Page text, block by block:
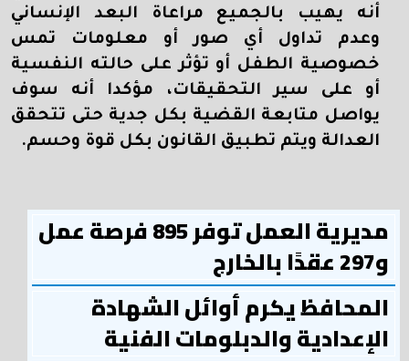
أنه يهيب بالجميع مراعاة البعد الإنساني
وعدم تداول أي صور أو معلومات تمس
خصوصية الطفل أو تؤثر على حالته النفسية
أو على سير التحقيقات، مؤكدا أنه سوف
يواصل متابعة القضية بكل جدية حتى تتحقق
العدالة ويتم تطبيق القانون بكل قوة وحسم.
مديرية العمل توفر 895 فرصة عمل
و297 عقدًا بالخارج
المحافظ يكرم أوائل الشهادة
الإعدادية والدبلومات الفنية